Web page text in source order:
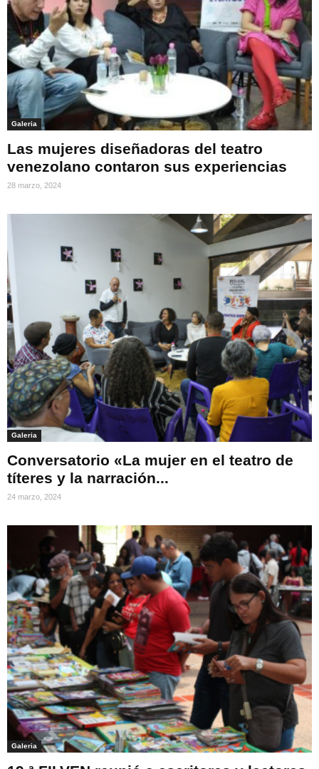
Galeria
Las mujeres diseñadoras del teatro
venezolano contaron sus experiencias
28 marzo, 2024
Galeria
Conversatorio «La mujer en el teatro de
títeres y la narración...
24 marzo, 2024
Galeria